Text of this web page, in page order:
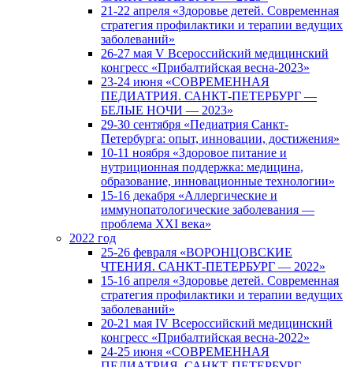
21-22 апреля «Здоровье детей. Современная
стратегия профилактики и терапии ведущих
заболеваний»
26-27 мая V Всероссийский медицинский
конгресс «Прибалтийская весна-2023»
23-24 июня «СОВРЕМЕННАЯ
ПЕДИАТРИЯ. САНКТ-ПЕТЕРБУРГ —
БЕЛЫЕ НОЧИ — 2023»
29-30 сентября «Педиатрия Санкт-
Петербурга: опыт, инновации, достижения»
10-11 ноября «Здоровое питание и
нутриционная поддержка: медицина,
образование, инновационные технологии»
15-16 декабря «Аллергические и
иммунопатологические заболевания —
проблема XXI века»
2022 год
25-26 февраля «ВОРОНЦОВСКИЕ
ЧТЕНИЯ. САНКТ-ПЕТЕРБУРГ — 2022»
15-16 апреля «Здоровье детей. Современная
стратегия профилактики и терапии ведущих
заболеваний»
20-21 мая IV Всероссийский медицинский
конгресс «Прибалтийская весна-2022»
24-25 июня «СОВРЕМЕННАЯ